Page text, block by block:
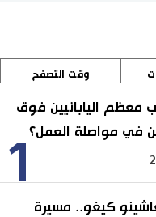
وقت التصفح
1
معظم اليابانيين فوق
في مواصلة العمل؟
كيغو.. مسيرة